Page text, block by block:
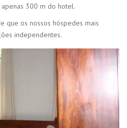
300 m do hotel.
que os nossos hóspedes mais
independentes.